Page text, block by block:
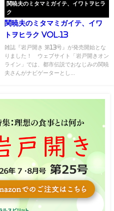
関暁夫のミタマミガイテ、イワトヲヒラ
ク
関暁夫のミタマミガイテ、イワ
トヲヒラク Vol.13
雑誌『岩戸開き 第13号』が発売開始とな
りました！ ウェブサイト「岩戸開きオン
ライン」では、都市伝説でおなじみの関暁
夫さんがナビゲーターとし...